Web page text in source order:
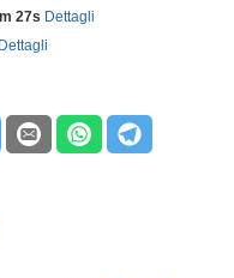
26s Dettagli
Dettagli